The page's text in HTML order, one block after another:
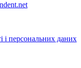
і персональних даних